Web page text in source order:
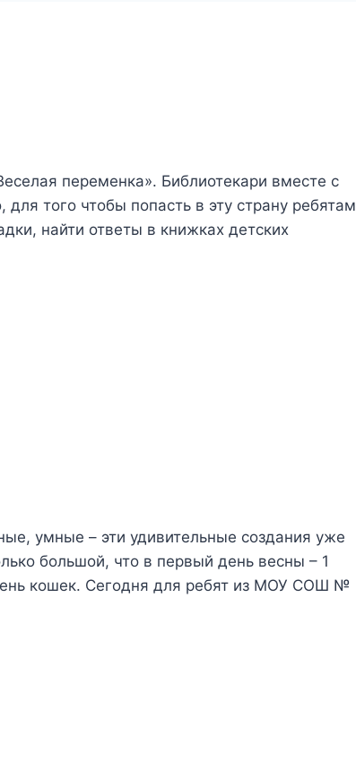
переменка». Библиотекари вместе с
того чтобы попасть в эту страну ребятам
найти ответы в книжках детских
умные – эти удивительные создания уже
большой, что в первый день весны – 1
кошек. Сегодня для ребят из МОУ СОШ №